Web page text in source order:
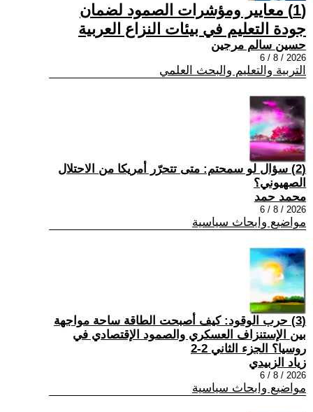
(1) معايير ومؤشرات الصمود لضمان
جودة التعليم في بيئات النزاع العربية
حسين سالم مرجين
2026 / 8 / 6
التربية والتعليم والبحث العلمي
(2) سؤال لو سمحتم: متى تتحرّر أمريكا من الاحتلال
الصهيوني؟
محمد حمد
2026 / 8 / 6
مواضيع وابحاث سياسية
(3) حرب الوقود: كيف أصبحت الطاقة ساحة مواجهة
بين الإستنزاف العسكري والصمود الإقتصادي في
روسيا؟ الجزء الثاني 2-2
زياد الزبيدي
2026 / 8 / 6
مواضيع وابحاث سياسية